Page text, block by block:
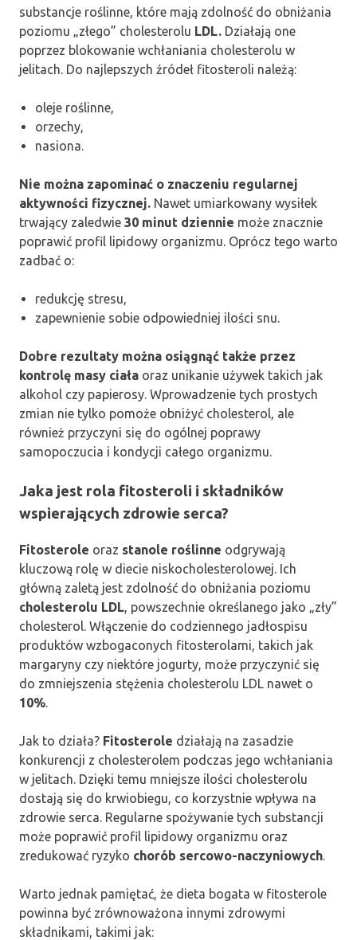
substancje roślinne, które mają zdolność do obniżania
poziomu „złego” cholesterolu LDL. Działają one
poprzez blokowanie wchłaniania cholesterolu w
jelitach. Do najlepszych źródeł fitosteroli należą:
oleje roślinne,
orzechy,
nasiona.
Nie można zapominać o znaczeniu regularnej
aktywności fizycznej. Nawet umiarkowany wysiłek
trwający zaledwie 30 minut dziennie może znacznie
poprawić profil lipidowy organizmu. Oprócz tego warto
zadbać o:
redukcję stresu,
zapewnienie sobie odpowiedniej ilości snu.
Dobre rezultaty można osiągnąć także przez
kontrolę masy ciała oraz unikanie używek takich jak
alkohol czy papierosy. Wprowadzenie tych prostych
zmian nie tylko pomoże obniżyć cholesterol, ale
również przyczyni się do ogólnej poprawy
samopoczucia i kondycji całego organizmu.
Jaka jest rola fitosteroli i składników
wspierających zdrowie serca?
Fitosterole oraz stanole roślinne odgrywają
kluczową rolę w diecie niskocholesterolowej. Ich
główną zaletą jest zdolność do obniżania poziomu
cholesterolu LDL, powszechnie określanego jako „zły”
cholesterol. Włączenie do codziennego jadłospisu
produktów wzbogaconych fitosterolami, takich jak
margaryny czy niektóre jogurty, może przyczynić się
do zmniejszenia stężenia cholesterolu LDL nawet o
10%.
Jak to działa? Fitosterole działają na zasadzie
konkurencji z cholesterolem podczas jego wchłaniania
w jelitach. Dzięki temu mniejsze ilości cholesterolu
dostają się do krwiobiegu, co korzystnie wpływa na
zdrowie serca. Regularne spożywanie tych substancji
może poprawić profil lipidowy organizmu oraz
zredukować ryzyko chorób sercowo-naczyniowych.
Warto jednak pamiętać, że dieta bogata w fitosterole
powinna być zrównoważona innymi zdrowymi
składnikami, takimi jak: